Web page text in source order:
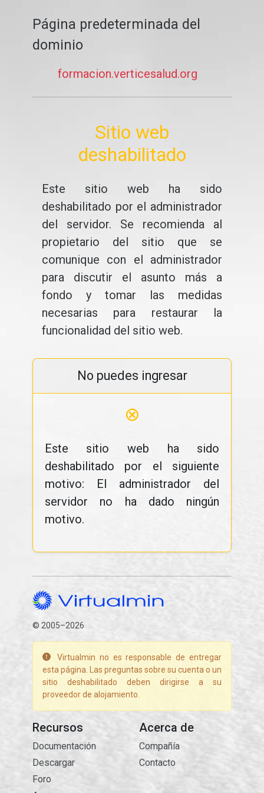
Página predeterminada del
dominio
formacion.verticesalud.org
Sitio web
deshabilitado
Este sitio web ha sido
deshabilitado por el administrador
del servidor. Se recomienda al
propietario del sitio que se
comunique con el administrador
para discutir el asunto más a
fondo y tomar las medidas
necesarias para restaurar la
funcionalidad del sitio web.
No puedes ingresar
⊗
Este sitio web ha sido
deshabilitado por el siguiente
motivo: El administrador del
servidor no ha dado ningún
motivo.
© 2005–2026
Virtualmin no es responsable de entregar
esta página. Las preguntas sobre su cuenta o un
sitio deshabilitado deben dirigirse a su
proveedor de alojamiento.
Recursos
Documentación
Descargar
Foro
Acerca de
Compañía
Contacto